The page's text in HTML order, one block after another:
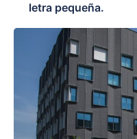
letra pequeña.